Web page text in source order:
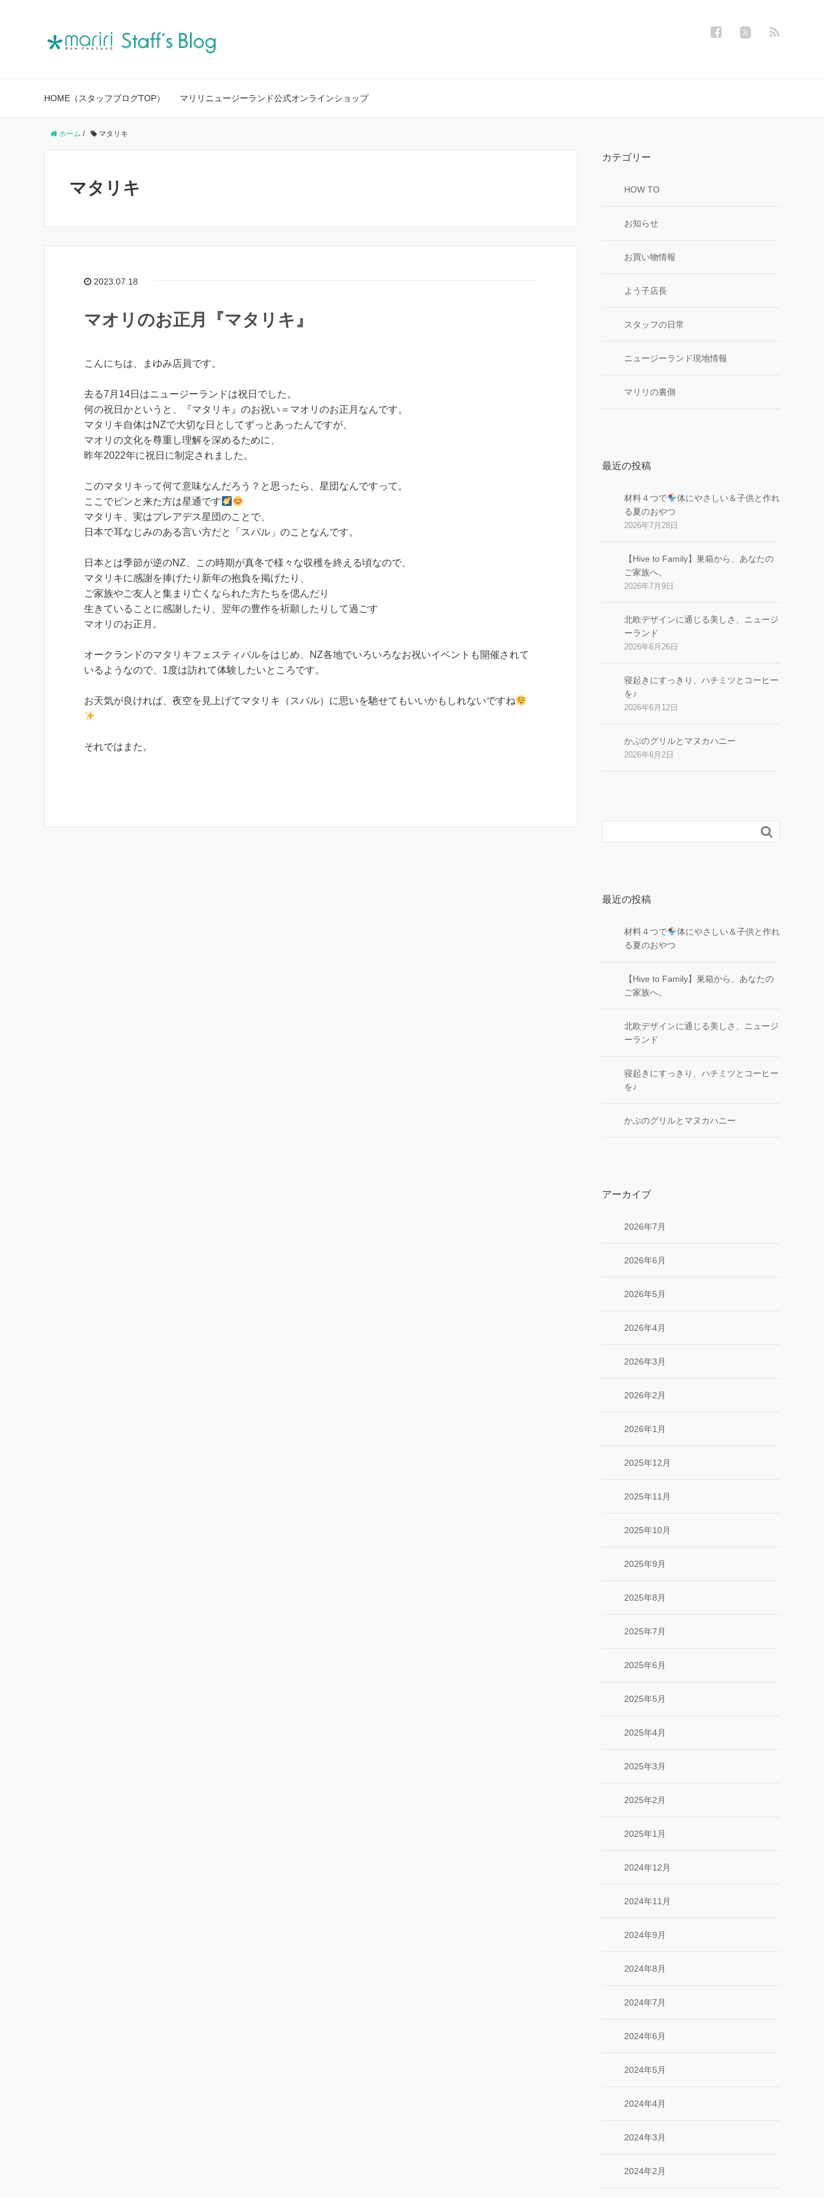
HOME（スタッフブログTOP） マリリニュージーランド公式オンラインショップ
ホーム / マタリキ
マタリキ
2023.07.18
マオリのお正月『マタリキ』
こんにちは、まゆみ店員です。
去る7月14日はニュージーランドは祝日でした。
何の祝日かというと、『マタリキ』のお祝い＝マオリのお正月なんです。
マタリキ自体はNZで大切な日としてずっとあったんですが、
マオリの文化を尊重し理解を深めるために、
昨年2022年に祝日に制定されました。
このマタリキって何て意味なんだろう？と思ったら、星団なんですって。
ここでピンと来た方は星通です
マタリキ、実はプレアデス星団のことで、
日本で耳なじみのある言い方だと「スバル」のことなんです。
日本とは季節が逆のNZ、この時期が真冬で様々な収穫を終える頃なので、
マタリキに感謝を捧げたり新年の抱負を掲げたり、
ご家族やご友人と集まり亡くなられた方たちを偲んだり
生きていることに感謝したり、翌年の豊作を祈願したりして過ごす
マオリのお正月。
オークランドのマタリキフェスティバルをはじめ、NZ各地でいろいろなお祝いイベントも開催されて
いるようなので、1度は訪れて体験したいところです。
お天気が良ければ、夜空を見上げてマタリキ（スバル）に思いを馳せてもいいかもしれないですね
それではまた。
カテゴリー
HOW TO
お知らせ
お買い物情報
よう子店長
スタッフの日常
ニュージーランド現地情報
マリリの裏側
最近の投稿
材料４つで
体にやさしい＆子供と作れ
る夏のおやつ
2026年7月28日
【Hive to Family】巣箱から、あなたの
ご家族へ。
2026年7月9日
北欧デザインに通じる美しさ、ニュージ
ーランド
2026年6月26日
寝起きにすっきり、ハチミツとコーヒー
を♪
2026年6月12日
かぶのグリルとマヌカハニー
2026年6月2日

最近の投稿
材料４つで
体にやさしい＆子供と作れ
る夏のおやつ
【Hive to Family】巣箱から、あなたの
ご家族へ。
北欧デザインに通じる美しさ、ニュージ
ーランド
寝起きにすっきり、ハチミツとコーヒー
を♪
かぶのグリルとマヌカハニー
アーカイブ
2026年7月
2026年6月
2026年5月
2026年4月
2026年3月
2026年2月
2026年1月
2025年12月
2025年11月
2025年10月
2025年9月
2025年8月
2025年7月
2025年6月
2025年5月
2025年4月
2025年3月
2025年2月
2025年1月
2024年12月
2024年11月
2024年9月
2024年8月
2024年7月
2024年6月
2024年5月
2024年4月
2024年3月
2024年2月